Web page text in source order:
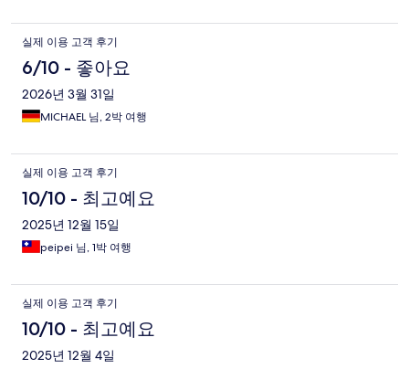
실제 이용 고객 후기
6/10 - 좋아요
2026년 3월 31일
MICHAEL 님, 2박 여행
실제 이용 고객 후기
10/10 - 최고예요
2025년 12월 15일
peipei 님, 1박 여행
실제 이용 고객 후기
10/10 - 최고예요
2025년 12월 4일